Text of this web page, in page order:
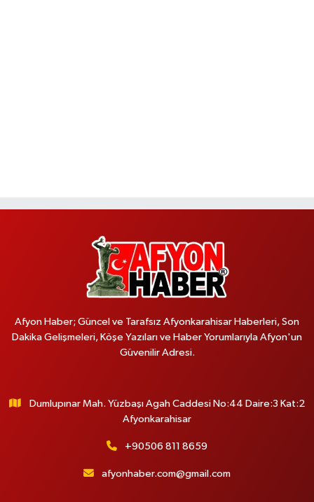
Afyon Haber; Güncel ve Tarafsız Afyonkarahisar Haberleri, Son
Dakika Gelişmeleri, Köşe Yazıları ve Haber Yorumlarıyla Afyon'un
Güvenilir Adresi.
Dumlupınar Mah. Yüzbaşı Agah Caddesi No:44 Daire:3 Kat:2
Afyonkarahisar
+90506 811 8659
afyonhaber.com@gmail.com